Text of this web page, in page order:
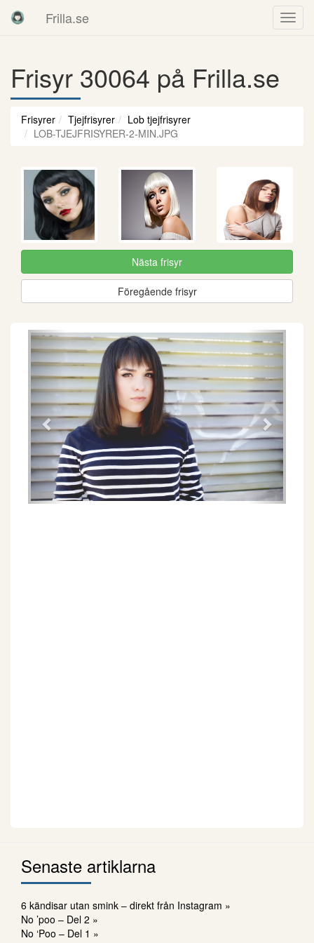
Frilla.se
Frisyr 30064 på Frilla.se
Frisyrer Tjejfrisyrer
Lob tjejfrisyrer
LOB-TJEJFRISYRER-2-MIN.JPG
Nästa frisyr
Föregående frisyr
Föregående
Senaste artiklarna
6 kändisar utan smink – direkt från Instagram »
No ’poo – Del 2 »
No ‘Poo – Del 1 »